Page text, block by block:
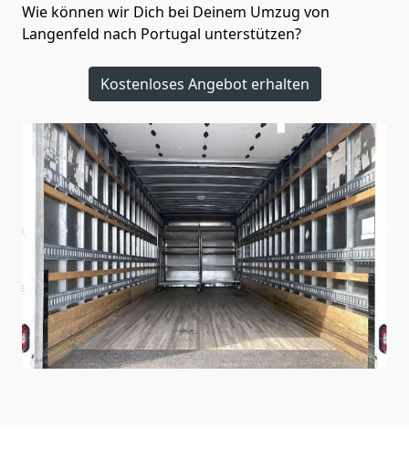
Wie können wir Dich bei Deinem Umzug von
Langenfeld nach Portugal unterstützen?
Kostenloses Angebot erhalten